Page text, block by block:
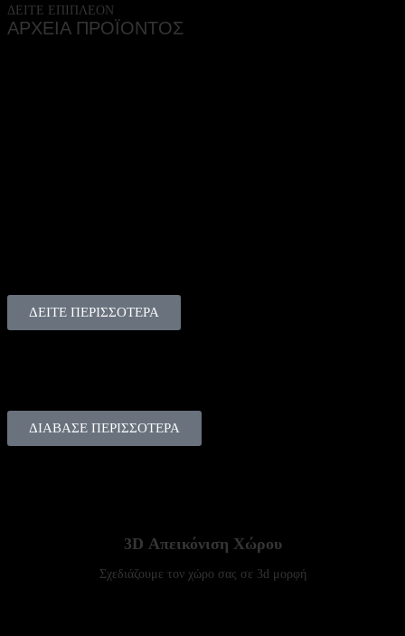
ΔΕΙΤΕ ΕΠΙΠΛΕΟΝ
ΑΡΧΕΙΑ ΠΡΟΪΟΝΤΟΣ
ΔΕΙΤΕ ΠΕΡΙΣΣΟΤΕΡΑ
ΔΙΑΒΑΣΕ ΠΕΡΙΣΣΟΤΕΡΑ
3D Απεικόνιση Χώρου
Σχεδιάζουμε τον χώρο σας σε 3d μορφή